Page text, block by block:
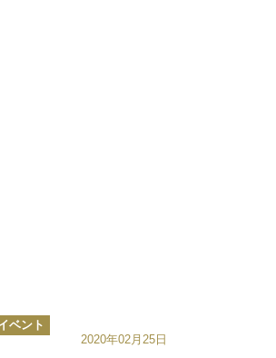
ベント
2020年02月25日